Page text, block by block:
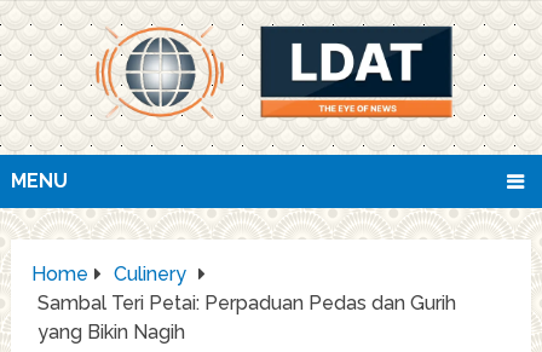
MENU
Home
Culinery
Sambal Teri Petai: Perpaduan Pedas dan Gurih
yang Bikin Nagih